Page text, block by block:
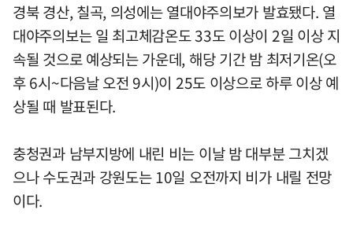
경북 경산, 칠곡, 의성에는 열대야주의보가 발효됐다. 열
대야주의보는 일 최고체감온도 33도 이상이 2일 이상 지
속될 것으로 예상되는 가운데, 해당 기간 밤 최저기온(오
후 6시~다음날 오전 9시)이 25도 이상으로 하루 이상 예
상될 때 발표된다.
충청권과 남부지방에 내린 비는 이날 밤 대부분 그치겠
으나 수도권과 강원도는 10일 오전까지 비가 내릴 전망
이다.